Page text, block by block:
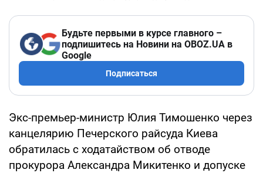
Будьте первыми в курсе главного –
подпишитесь на Новини на OBOZ.UA в
Google
Подписаться
Экс-премьер-министр Юлия Тимошенко через
канцелярию Печерского райсуда Киева
обратилась с ходатайством об отводе
прокурора Александра Микитенко и допуске